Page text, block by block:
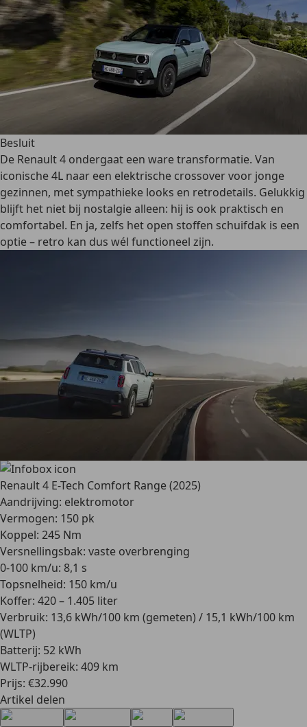
Besluit
De Renault 4 ondergaat een ware transformatie. Van
iconische 4L naar een elektrische crossover voor jonge
gezinnen, met sympathieke looks en retrodetails. Gelukkig
blijft het niet bij nostalgie alleen: hij is ook praktisch en
comfortabel. En ja, zelfs het open stoffen schuifdak is een
optie – retro kan dus wél functioneel zijn.
Renault 4 E-Tech Comfort Range (2025)
Aandrijving: elektromotor
Vermogen: 150 pk
Koppel: 245 Nm
Versnellingsbak: vaste overbrenging
0-100 km/u: 8,1 s
Topsnelheid: 150 km/u
Koffer: 420 – 1.405 liter
Verbruik: 13,6 kWh/100 km (gemeten) / 15,1 kWh/100 km
(WLTP)
Batterij: 52 kWh
WLTP-rijbereik: 409 km
Prijs: €32.990
Artikel delen